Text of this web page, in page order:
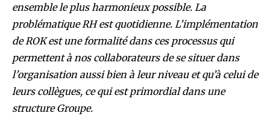
ensemble le plus harmonieux possible. La
problématique RH est quotidienne. L’implémentation
de ROK est une formalité dans ces processus qui
permettent à nos collaborateurs de se situer dans
l’organisation aussi bien à leur niveau et qu’à celui de
leurs collègues, ce qui est primordial dans une
structure Groupe.